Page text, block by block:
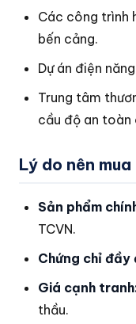
Các công trình
bến cảng.
Dự án điện
Trung tâm
cầu độ an toàn
Lý do nên
Sản phẩm
TCVN.
Chứng chỉ đầy
Giá cạnh
thầu.